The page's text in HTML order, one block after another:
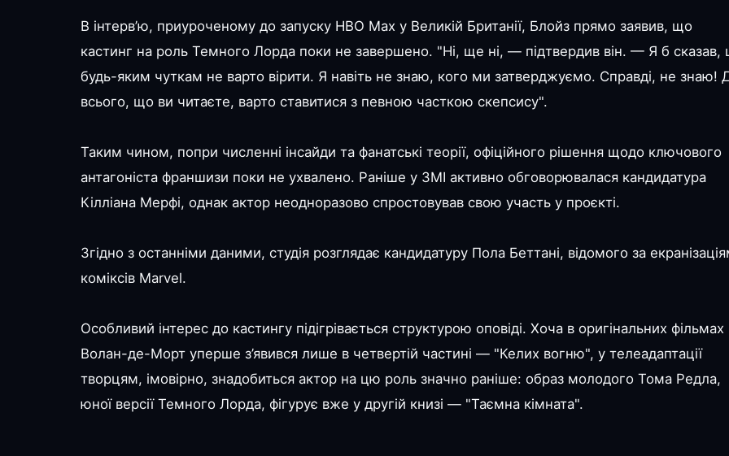
В інтерв’ю, приуроченому до запуску HBO Max у Великій Британії, Блойз прямо заявив, що
кастинг на роль Темного Лорда поки не завершено. "Ні, ще ні, — підтвердив він. — Я б сказав,
будь-яким чуткам не варто вірити. Я навіть не знаю, кого ми затверджуємо. Справді, не знаю!
всього, що ви читаєте, варто ставитися з певною часткою скепсису".
Таким чином, попри численні інсайди та фанатські теорії, офіційного рішення щодо ключового
антагоніста франшизи поки не ухвалено. Раніше у ЗМІ активно обговорювалася кандидатура
Кілліана Мерфі, однак актор неодноразово спростовував свою участь у проєкті.
Згідно з останніми даними, студія розглядає кандидатуру Пола Беттані, відомого за
коміксів Marvel.
Особливий інтерес до кастингу підігрівається структурою оповіді. Хоча в оригінальних фільмах
Волан-де-Морт уперше з’явився лише в четвертій частині — "Келих вогню", у телеадаптації
творцям, імовірно, знадобиться актор на цю роль значно раніше: образ молодого Тома Редла,
юної версії Темного Лорда, фігурує вже у другій книзі — "Таємна кімната".